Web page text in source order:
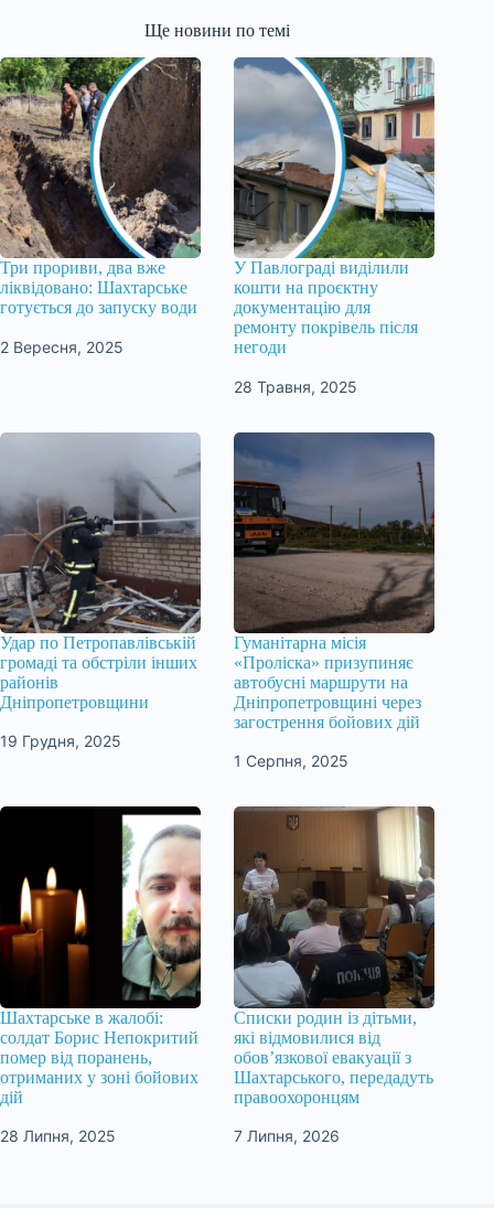
Ще новини по темі
Три прориви, два вже
ліквідовано: Шахтарське
готується до запуску води
2 Вересня, 2025
У Павлограді виділили
кошти на проєктну
документацію для
ремонту покрівель після
негоди
28 Травня, 2025
Удар по Петропавлівській
громаді та обстріли інших
районів
Дніпропетровщини
19 Грудня, 2025
Гуманітарна місія
«Проліска» призупиняє
автобусні маршрути на
Дніпропетровщині через
загострення бойових дій
1 Серпня, 2025
Шахтарське в жалобі:
солдат Борис Непокритий
помер від поранень,
отриманих у зоні бойових
дій
28 Липня, 2025
Списки родин із дітьми,
які відмовилися від
обов’язкової евакуації з
Шахтарського, передадуть
правоохоронцям
7 Липня, 2026